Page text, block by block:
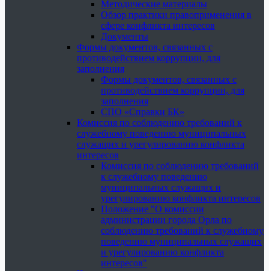
Методические материалы
Обзор практики правоприменения в
сфере конфликта интересов
Документы
Формы документов, связанных с
противодействием коррупции, для
заполнения
Формы документов, связанных с
противодействием коррупции, для
заполнения
СПО «Справки БК»
Комиссия по соблюдению требований к
служебному поведению муниципальных
служащих и урегулированию конфликта
интересов
Комиссия по соблюдению требований
к служебному поведению
муниципальных служащих и
урегулированию конфликта интересов
Положение "О комиссии
администрации города Орла по
соблюдению требований к служебному
поведению муниципальных служащих
и урегулированию конфликта
интересов"